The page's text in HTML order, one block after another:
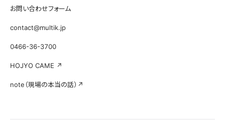
お問い合わせフォーム
contact@multik.jp
0466-36-3700
HOJYO CAME ↗
note（現場の本当の話）↗